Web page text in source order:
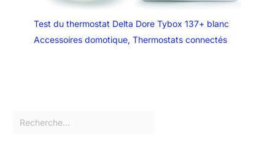
Test du thermostat Delta Dore Tybox 137+ blanc
Accessoires domotique, Thermostats connectés